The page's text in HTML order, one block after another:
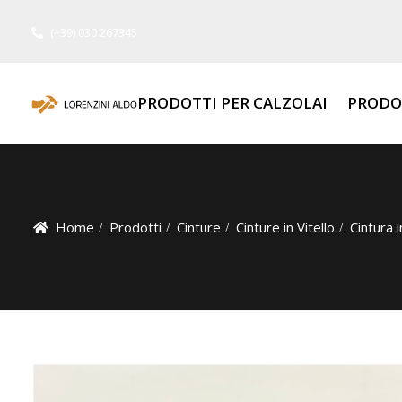
PRODOTTI PER CALZOLAI
Home Prodotti Cinture Cinture in Vitello Cintura